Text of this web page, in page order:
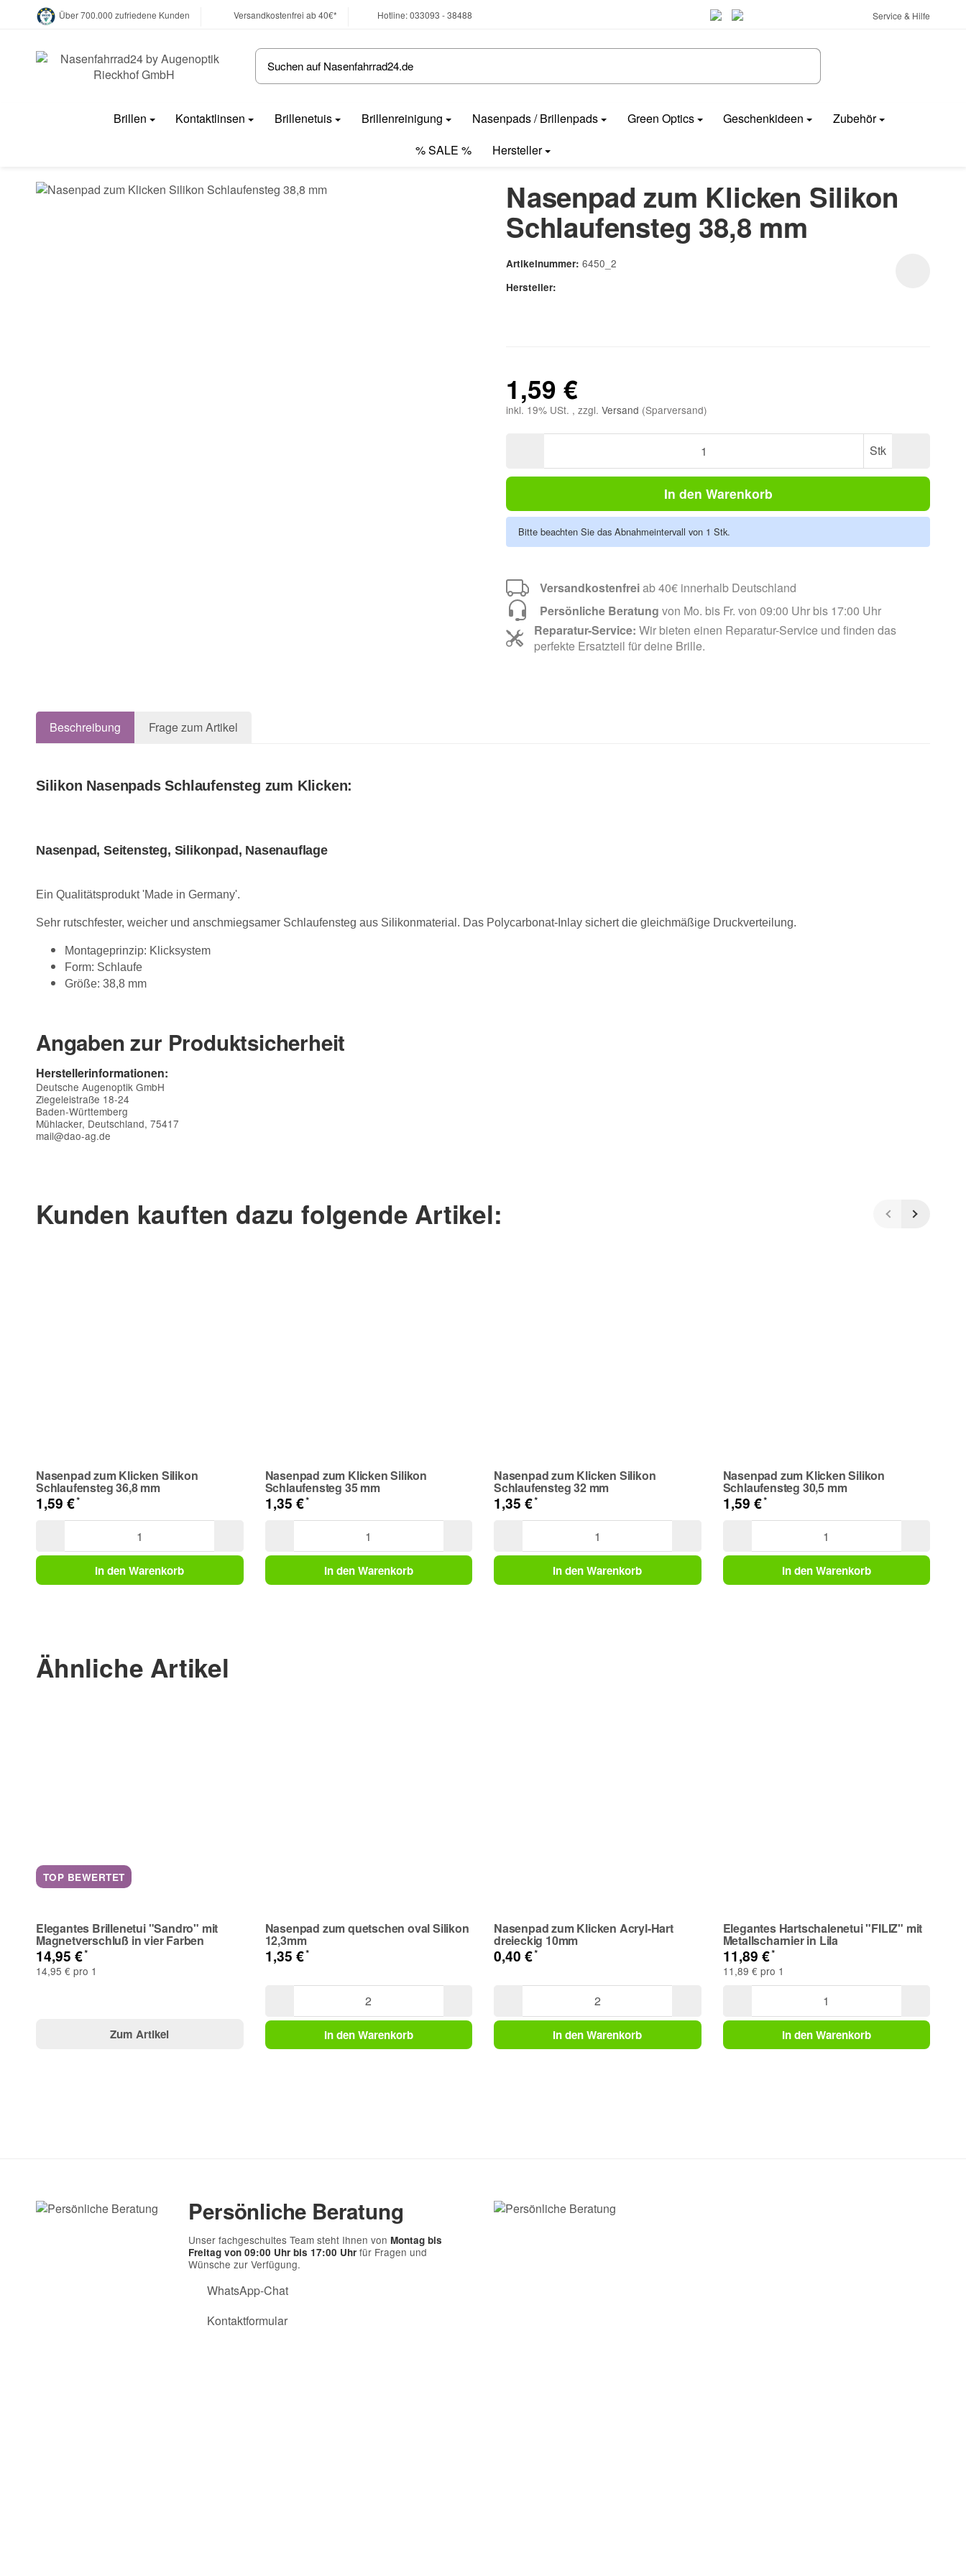
Über 700.000 zufriedene Kunden Versandkostenfrei ab 40€* Hotline: 033093 - 38488 Service & Hilfe
Brillen Kontaktlinsen Brillenetuis Brillenreinigung Nasenpads / Brillenpads Green Optics Geschenkideen
Zubehör
% SALE %
Hersteller
Nasenpad zum Klicken Silikon
Schlaufensteg 38,8 mm
Artikelnummer: 6450_2
Hersteller:
1,59 €
inkl. 19% USt. , zzgl. Versand (Sparversand)
Stk
In den Warenkorb
Bitte beachten Sie das Abnahmeintervall von 1 Stk.
Versandkostenfreiab 40€ innerhalb Deutschland
Persönliche Beratung von Mo. bis Fr. von 09:00 Uhr bis 17:00 Uhr
Reparatur-Service: Wir bieten einen Reparatur-Service und finden das
perfekte Ersatzteil für deine Brille.
Beschreibung Frage zum Artikel
Silikon Nasenpads Schlaufensteg zum Klicken:
Nasenpad, Seitensteg, Silikonpad, Nasenauflage
Ein Qualitätsprodukt 'Made in Germany'.
Sehr rutschfester, weicher und anschmiegsamer Schlaufensteg aus Silikonmaterial. Das Polycarbonat-Inlay sichert die gleichmäßige Druckverteilung.
Montageprinzip: Klicksystem
Form: Schlaufe
Größe: 38,8 mm
Angaben zur Produktsicherheit
Herstellerinformationen:
Deutsche Augenoptik GmbH
Ziegeleistraße 18-24
Baden-Württemberg
Mühlacker, Deutschland, 75417
mail@dao-ag.de
Bitte beachten Sie unsere Datenschutzerklärung
Kunden kauften dazu folgende Artikel:
Nasenpad zum Klicken Silikon
Schlaufensteg 36,8 mm
1,59 €*
In den Warenkorb
Nasenpad zum Klicken Silikon
Schlaufensteg 35 mm
1,35 €*
In den Warenkorb
Nasenpad zum Klicken Silikon
Schlaufensteg 32 mm
1,35 €*
In den Warenkorb
Nasenpad zum Klicken Silikon
Schlaufensteg 30,5 mm
1,59 €*
In den Warenkorb
Ähnliche Artikel
TOP BEWERTET
Elegantes Brillenetui "Sandro" mit
Magnetverschluß in vier Farben
14,95 €*
14,95 € pro 1
Zum Artikel
Nasenpad zum quetschen oval Silikon
12,3mm
1,35 €*
In den Warenkorb
Nasenpad zum Klicken Acryl-Hart
dreieckig 10mm
0,40 €*
In den Warenkorb
Elegantes Hartschalenetui "FILIZ" mit
Metallscharnier in Lila
11,89 €*
11,89 € pro 1
In den Warenkorb
Persönliche Beratung
Unser fachgeschultes Team steht Ihnen von Montag bis
Freitag von 09:00 Uhr bis 17:00 Uhr für Fragen und
Wünsche zur Verfügung.
WhatsApp-Chat
Kontaktformular